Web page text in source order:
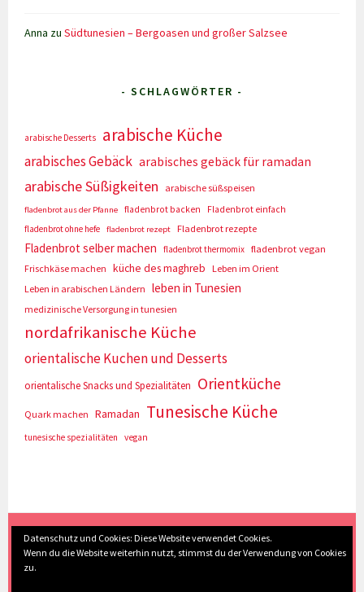
Anna zuSüdtunesien – Bergoasen und großer Salzsee
- SCHLAGWÖRTER -
arabische Desserts arabische Küche
arabisches Gebäck arabisches gebäck für ramadan
arabische Süßigkeiten arabische süßspeisen
fladenbrot aus der Pfanne fladenbrot backen
Fladenbrot einfach
fladenbrot ohne hefe
fladenbrot rezept Fladenbrot rezepte
Fladenbrot selber machen fladenbrot thermomix fladenbrot vegan
Frischkäse machen
küche des maghreb
Leben im Orient
Leben in arabischen Ländern
leben in Tunesien
medizinische Versorgung in tunesien
nordafrikanische Küche
orientalische Kuchen und Desserts
orientalische Snacks und Spezialitäten Orientküche
Quark machen Ramadan Tunesische Küche
tunesische spezialitäten vegan
(c) Eva Seyberth|Home|Impressum/Datenschutz
Inhaltsverzeichnis|Kontakt|Nach Oben
Datenschutz und Cookies: Diese Website verwendet Cookies.
Wenn du die Website weiterhin nutzt, stimmst du der Verwendung von Cookies
zu.